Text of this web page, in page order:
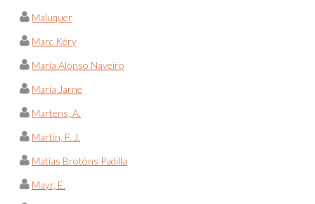
Maluquer
Marc Kéry
María Alonso Naveiro
María Jarne
Martens, A.
Martín, F. J.
Matías Brotóns Padilla
Mayr, E.